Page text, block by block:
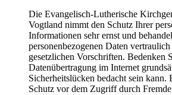
Die Evangelisch-Lutherische
Vogtland nimmt den Schutz Ihrer
Informationen sehr ernst und
personenbezogenen Daten
gesetzlichen Vorschriften. Bedenken
Datenübertragung im Internet
Sicherheitslücken bedacht sein
Schutz vor dem Zugriff durch